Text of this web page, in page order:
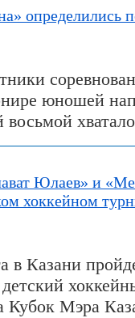
определились
юношей
восьмой
Юлаев» и
хоккейном
в Казани
Кубок Мэра